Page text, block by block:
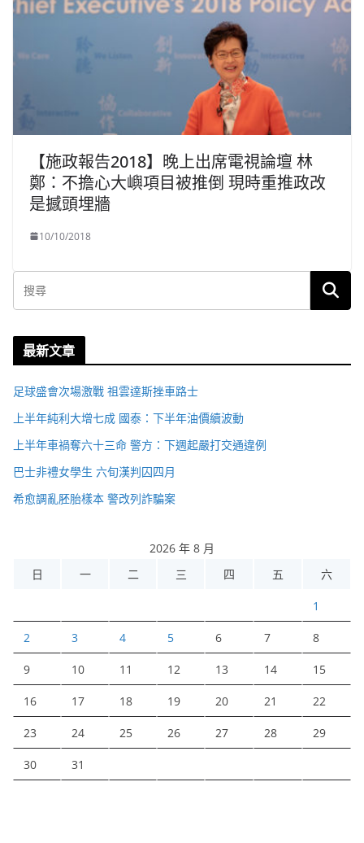
【施政報告2018】晚上出席電視論壇 林
鄭：不擔心大嶼項目被推倒 現時重推政改
是撼頭埋牆
10/10/2018
最新文章
足球盛會次場激戰 祖雲達斯挫車路士
上半年純利大增七成 國泰：下半年油價續波動
上半年車禍奪六十三命 警方：下週起嚴打交通違例
巴士非禮女學生 六旬漢判囚四月
希愈調亂胚胎樣本 警改列詐騙案
2026 年 8 月
日
一 二 三 四 五 六
1
2 3 4 5 6 7 8
9 10 11 12 13 14 15
16 17 18 19 20 21 22
23 24 25 26 27 28 29
30 31